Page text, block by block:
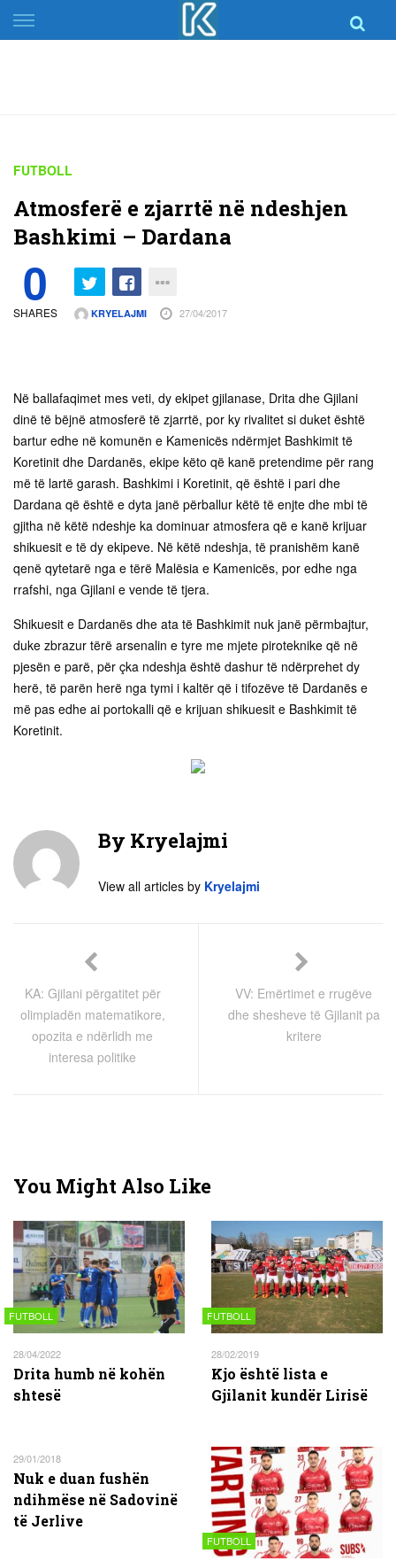
Skip
to
FUTBOLL
Atmosferë e zjarrtë në ndeshjen
Bashkimi – Dardana
0
SHARES KRYELAJMI 27/04/2017
Në ballafaqimet mes veti, dy ekipet gjilanase, Drita dhe Gjilani
dinë të bëjnë atmosferë të zjarrtë, por ky rivalitet si duket është
bartur edhe në komunën e Kamenicës ndërmjet Bashkimit të
Koretinit dhe Dardanës, ekipe këto që kanë pretendime për rang
më të lartë garash. Bashkimi i Koretinit, që është i pari dhe
Dardana që është e dyta janë përballur këtë të enjte dhe mbi të
gjitha në këtë ndeshje ka dominuar atmosfera që e kanë krijuar
shikuesit e të dy ekipeve. Në këtë ndeshja, të pranishëm kanë
qenë qytetarë nga e tërë Malësia e Kamenicës, por edhe nga
rrafshi, nga Gjilani e vende të tjera.
Shikuesit e Dardanës dhe ata të Bashkimit nuk janë përmbajtur,
duke zbrazur tërë arsenalin e tyre me mjete piroteknike që në
pjesën e parë, për çka ndeshja është dashur të ndërprehet dy
herë, të parën herë nga tymi i kaltër që i tifozëve të Dardanës e
më pas edhe ai portokalli që e krijuan shikuesit e Bashkimit të
Koretinit.
By Kryelajmi
View all articles by Kryelajmi
KA: Gjilani përgatitet për
olimpiadën matematikore,
opozita e ndërlidh me
interesa politike
VV: Emërtimet e rrugëve
dhe shesheve të Gjilanit pa
kritere
You Might Also Like
FUTBOLL
28/04/2022
Drita humb në kohën
shtesë
FUTBOLL
28/02/2019
Kjo është lista e
Gjilanit kundër Lirisë
29/01/2018
Nuk e duan fushën
ndihmëse në Sadovinë
të Jerlive
FUTBOLL